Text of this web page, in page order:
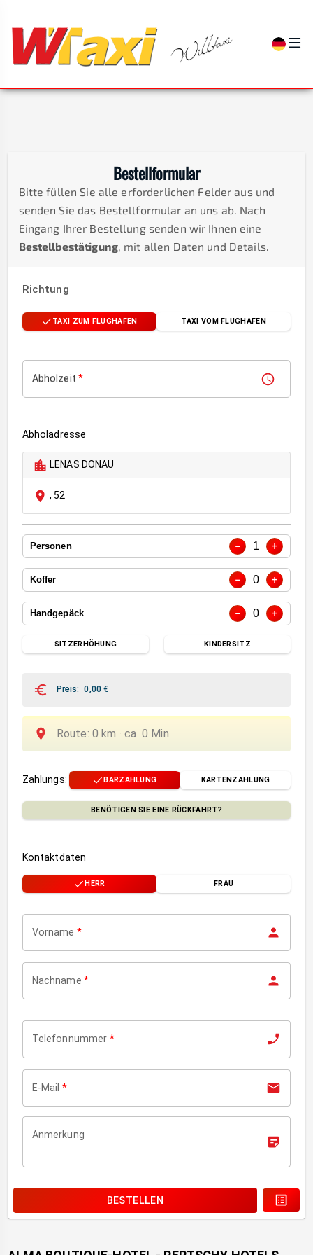
Bestellformular
Bitte füllen Sie alle erforderlichen Felder aus und
senden Sie das Bestellformular an uns ab. Nach
Eingang Ihrer Bestellung senden wir Ihnen eine
Bestellbestätigung, mit allen Daten und Details.
Richtung
TAXI ZUM FLUGHAFEN TAXI VOM FLUGHAFEN
Abholzeit *
Abholadresse
LENAS DONAU
,52
Personen − 1 +
Koffer − 0 +
Handgepäck − 0 +
SITZERHÖHUNG KINDERSITZ
Preis: 0,00€
Route: 0 km ·ca. 0 Min
Zahlungs: BARZAHLUNG KARTENZAHLUNG
BENÖTIGEN SIE EINE RÜCKFAHRT?
Kontaktdaten
HERR FRAU
Vorname *
Nachname *
Telefonnummer *
E-Mail *
Anmerkung
BESTELLEN